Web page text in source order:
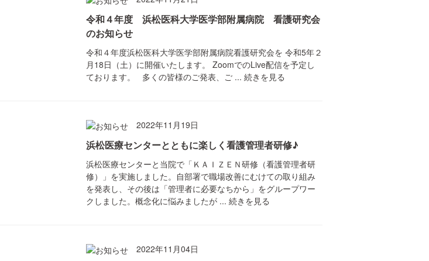
令和４年度 浜松医科大学医学部附属病院 看護研究会
のお知らせ
令和４年度浜松医科大学医学部附属病院看護研究会を 令和5年２
月18日（土）に開催いたします。 ZoomでのLive配信を予定し
ております。 多くの皆様のご発表、ご ... 続きを見る
2022年11月19日
浜松医療センターとともに楽しく看護管理者研修♪
浜松医療センターと当院で「ＫＡＩＺＥＮ研修（看護管理者研
修）」を実施しました。自部署で職場改善にむけての取り組み
を発表し、その後は「管理者に必要なちから」をグループワー
クしました。概念化に悩みましたが ... 続きを見る
2022年11月04日